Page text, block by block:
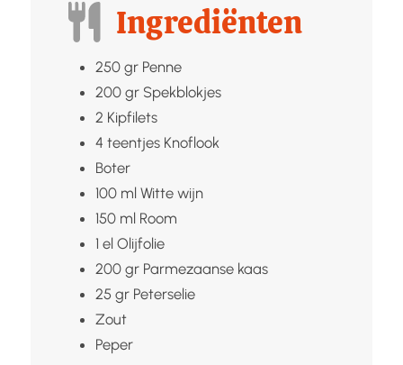
Ingrediënten
250 gr Penne
200 gr Spekblokjes
2 Kipfilets
4 teentjes Knoflook
Boter
100 ml Witte wijn
150 ml Room
1 el Olijfolie
200 gr Parmezaanse kaas
25 gr Peterselie
Zout
Peper